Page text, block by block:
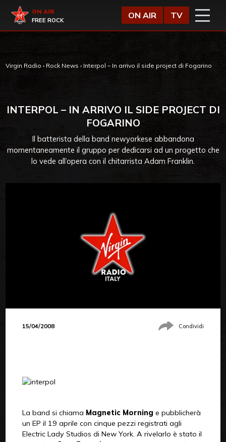
Virgin Radio
ON AIR
FREE ROCK
ON AIR TV
Virgin Radio › Rock News › Interpol – In arrivo il side project di Fogarino
INTERPOL – IN ARRIVO IL SIDE PROJECT DI
FOGARINO
Il batterista della band newyorkese abbandona
momentaneamente il gruppo per dedicarsi ad un progetto che
lo vede all’opera con il chitarrista Adam Franklin.
15/04/2008 Condividi
La band si chiama Magnetic Morning e pubblicherà
un EP il 19 aprile con cinque pezzi registrati agli
Electric Lady Studios di New York. A rivelarlo è stato il